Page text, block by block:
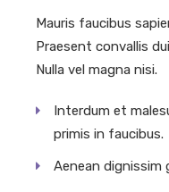
Mauris faucibus
Praesent convallis
Nulla vel magna nisi.
Interdum et
primis in faucibus.
Aenean dignissim